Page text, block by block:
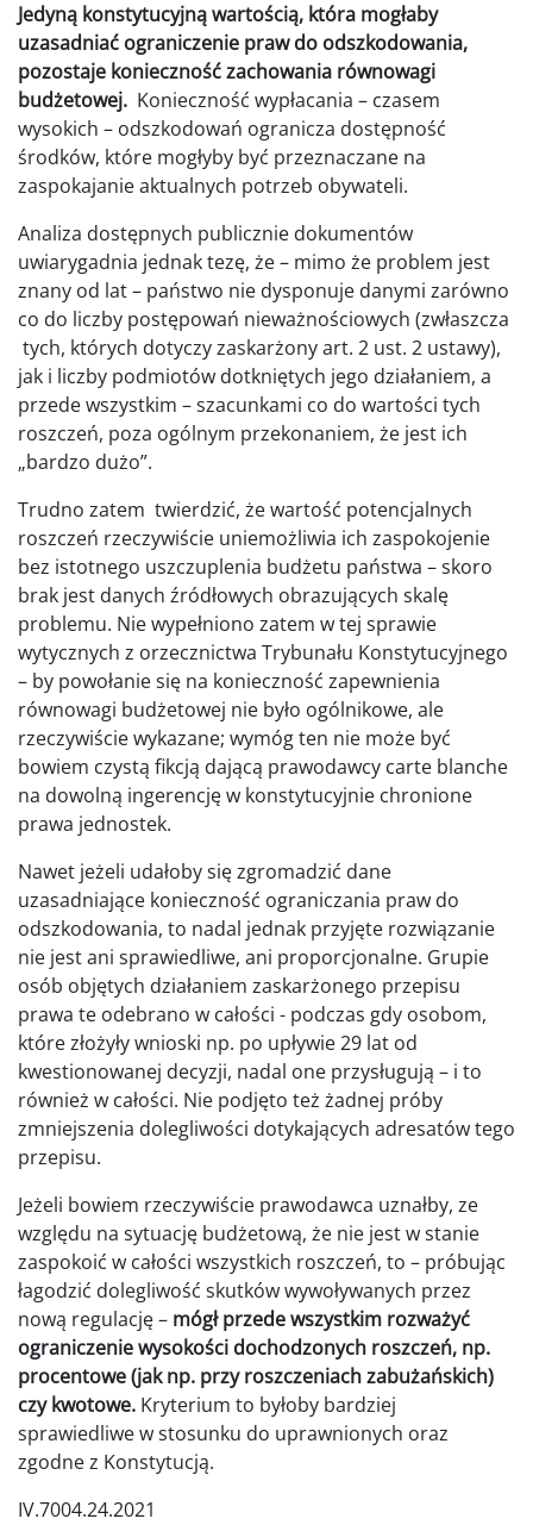
Jedyną konstytucyjną wartością, która mogłaby
uzasadniać ograniczenie praw do odszkodowania,
pozostaje konieczność zachowania równowagi
budżetowej. Konieczność wypłacania – czasem
wysokich – odszkodowań ogranicza dostępność
środków, które mogłyby być przeznaczane na
zaspokajanie aktualnych potrzeb obywateli.
Analiza dostępnych publicznie dokumentów
uwiarygadnia jednak tezę, że – mimo że problem jest
znany od lat – państwo nie dysponuje danymi zarówno
co do liczby postępowań nieważnościowych (zwłaszcza
tych, których dotyczy zaskarżony art. 2 ust. 2 ustawy),
jak i liczby podmiotów dotkniętych jego działaniem, a
przede wszystkim – szacunkami co do wartości tych
roszczeń, poza ogólnym przekonaniem, że jest ich
„bardzo dużo”.
Trudno zatem twierdzić, że wartość potencjalnych
roszczeń rzeczywiście uniemożliwia ich zaspokojenie
bez istotnego uszczuplenia budżetu państwa – skoro
brak jest danych źródłowych obrazujących skalę
problemu. Nie wypełniono zatem w tej sprawie
wytycznych z orzecznictwa Trybunału Konstytucyjnego
– by powołanie się na konieczność zapewnienia
równowagi budżetowej nie było ogólnikowe, ale
rzeczywiście wykazane; wymóg ten nie może być
bowiem czystą fikcją dającą prawodawcy carte blanche
na dowolną ingerencję w konstytucyjnie chronione
prawa jednostek.
Nawet jeżeli udałoby się zgromadzić dane
uzasadniające konieczność ograniczania praw do
odszkodowania, to nadal jednak przyjęte rozwiązanie
nie jest ani sprawiedliwe, ani proporcjonalne. Grupie
osób objętych działaniem zaskarżonego przepisu
prawa te odebrano w całości - podczas gdy osobom,
które złożyły wnioski np. po upływie 29 lat od
kwestionowanej decyzji, nadal one przysługują – i to
również w całości. Nie podjęto też żadnej próby
zmniejszenia dolegliwości dotykających adresatów tego
przepisu.
Jeżeli bowiem rzeczywiście prawodawca uznałby, ze
względu na sytuację budżetową, że nie jest w stanie
zaspokoić w całości wszystkich roszczeń, to – próbując
łagodzić dolegliwość skutków wywoływanych przez
nową regulację – mógł przede wszystkim rozważyć
ograniczenie wysokości dochodzonych roszczeń, np.
procentowe (jak np. przy roszczeniach zabużańskich)
czy kwotowe. Kryterium to byłoby bardziej
sprawiedliwe w stosunku do uprawnionych oraz
zgodne z Konstytucją.
IV.7004.24.2021